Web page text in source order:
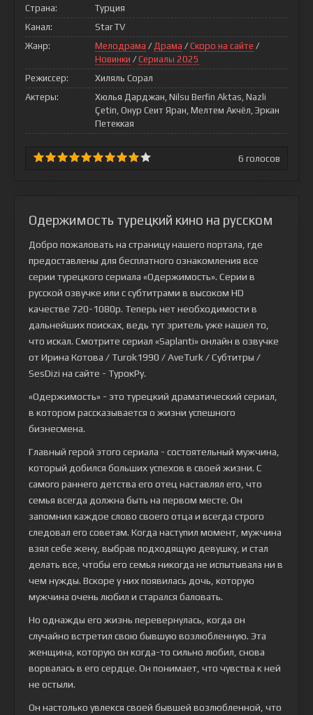
Страна:
Турция
Канал:
Star TV
Жанр:
Мелодрама / Драма / Скоро на сайте /
Новинки / Сериалы 2025
Режиссер:
Хиляль Сорал
Актеры:
Хюлья Дарджан, Nilsu Berfin Aktas, Nazli
Çetin, Онур Сеит Яран, Мелтем Акчёл, Эркан
Петеккая
6 голосов
Одержимость турецкий кино на русском
Добро пожаловать на страницу нашего портала, где
предоставлены для бесплатного ознакомления все
серии турецкого сериала «Одержимость». Серии в
русской озвучке или с субтитрами в высоком HD
качестве 720-1080p. Теперь нет необходимости в
дальнейших поисках, ведь тут зритель уже нашел то,
что искал. Смотрите сериал «Saplanti» онлайн в озвучке
от Ирина Котова / Turok1990 / AveTurk / Субтитры /
SesDizi на сайте - ТурокРу.
«Одержимость» - это турецкий драматический сериал,
в котором рассказывается о жизни успешного
бизнесмена.
Главный герой этого сериала - состоятельный мужчина,
который добился больших успехов в своей жизни. С
самого раннего детства его отец наставлял его, что
семья всегда должна быть на первом месте. Он
запомнил каждое слово своего отца и всегда строго
следовал его советам. Когда наступил момент, мужчина
взял себе жену, выбрав подходящую девушку, и стал
делать все, чтобы его семья никогда не испытывала ни в
чем нужды. Вскоре у них появилась дочь, которую
мужчина очень любил и старался баловать.
Но однажды его жизнь перевернулась, когда он
случайно встретил свою бывшую возлюбленную. Эта
женщина, которую он когда-то сильно любил, снова
ворвалась в его сердце. Он понимает, что чувства к ней
не остыли.
Он настолько увлекся своей бывшей возлюбленной, что